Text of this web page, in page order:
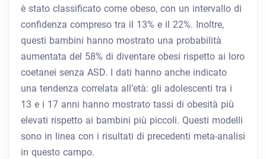
è stato classificato come obeso, con un intervallo di
confidenza compreso tra il 13% e il 22%. Inoltre,
questi bambini hanno mostrato una probabilità
aumentata del 58% di diventare obesi rispetto ai loro
coetanei senza ASD. I dati hanno anche indicato
una tendenza correlata all’età: gli adolescenti tra i
13 e i 17 anni hanno mostrato tassi di obesità più
elevati rispetto ai bambini più piccoli. Questi modelli
sono in linea con i risultati di precedenti meta-analisi
in questo campo.